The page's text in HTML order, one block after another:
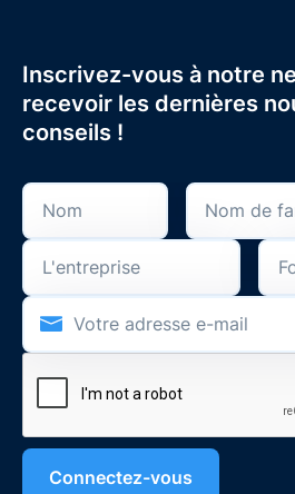
Inscrivez-vous à notre
recevoir les dernières
conseils !